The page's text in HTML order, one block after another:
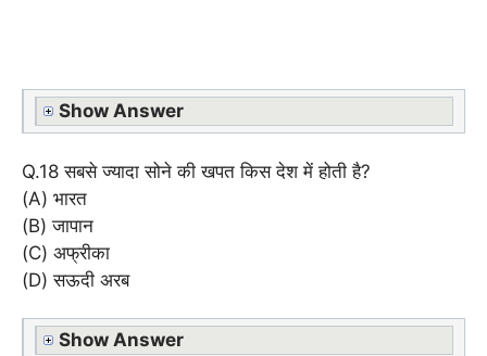
Show Answer
Q.18 सबसे ज्यादा सोने की खपत किस देश में होती है?
(A) भारत
(B) जापान
(C) अफ्रीका
(D) सऊदी अरब
Show Answer